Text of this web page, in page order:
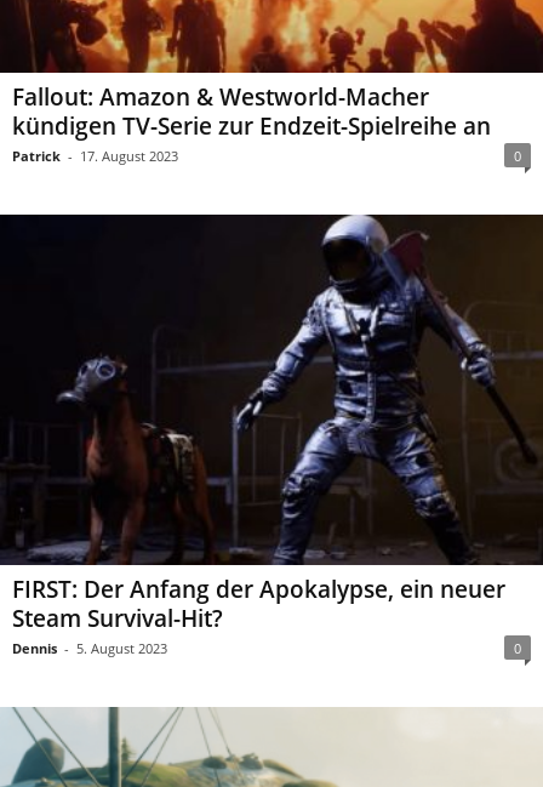
Fallout: Amazon & Westworld-Macher
kündigen TV-Serie zur Endzeit-Spielreihe an
Patrick - 17. August 2023 0
FIRST: Der Anfang der Apokalypse, ein neuer
Steam Survival-Hit?
Dennis - 5. August 2023 0